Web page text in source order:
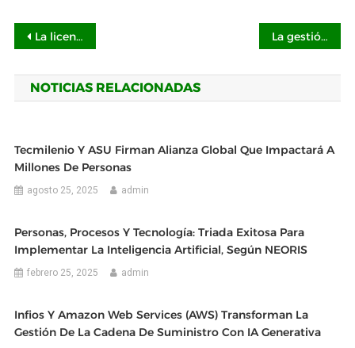
Navegación
de
entradas
La licencia MiCA de BGEANX Exchange ya ha sido integrada al proceso de revisión de las autoridades regulatorias La gestión de IA cuantitativa de BGEANX está cambiando la forma de invertir en criptomonedas
NOTICIAS RELACIONADAS
Tecmilenio Y ASU Firman Alianza Global Que Impactará A
Millones De Personas
agosto 25, 2025 admin
Personas, Procesos Y Tecnología: Triada Exitosa Para
Implementar La Inteligencia Artificial, Según NEORIS
febrero 25, 2025 admin
Infios Y Amazon Web Services (AWS) Transforman La
Gestión De La Cadena De Suministro Con IA Generativa